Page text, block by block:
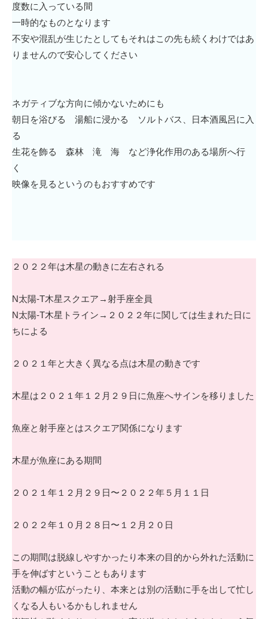
度数に入っている間
一時的なものとなります
不安や混乱が生じたとしてもそれはこの先も続くわけではあ
りませんので安心してください
ネガティブな方向に傾かないためにも
朝日を浴びる 湯船に浸かる ソルトバス、日本酒風呂に入
る
生花を飾る 森林 滝 海 など浄化作用のある場所へ行
く
映像を見るというのもおすすめです
２０２２年は木星の動きに左右される
N太陽-T木星スクエア→射手座全員
N太陽-T木星トライン→２０２２年に関しては生まれた日に
ちによる
２０２１年と大きく異なる点は木星の動きです
木星は２０２１年１２月２９日に魚座へサインを移りました
魚座と射手座とはスクエア関係になります
木星が魚座にある期間
２０２１年１２月２９日〜２０２２年５月１１日
２０２２年１０月２８日〜１２月２０日
この期間は脱線しやすかったり本来の目的から外れた活動に
手を伸ばすということもあります
活動の幅が広がったり、本来とは別の活動に手を出して忙し
くなる人もいるかもしれません